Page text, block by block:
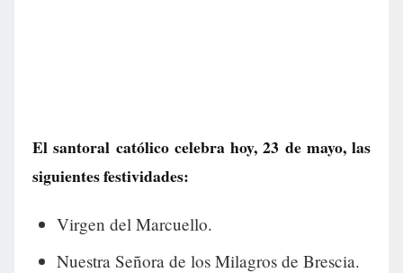
El santoral católico celebra hoy, 23 de mayo, las
siguientes festividades:
Virgen del Marcuello.
Nuestra Señora de los Milagros de Brescia.